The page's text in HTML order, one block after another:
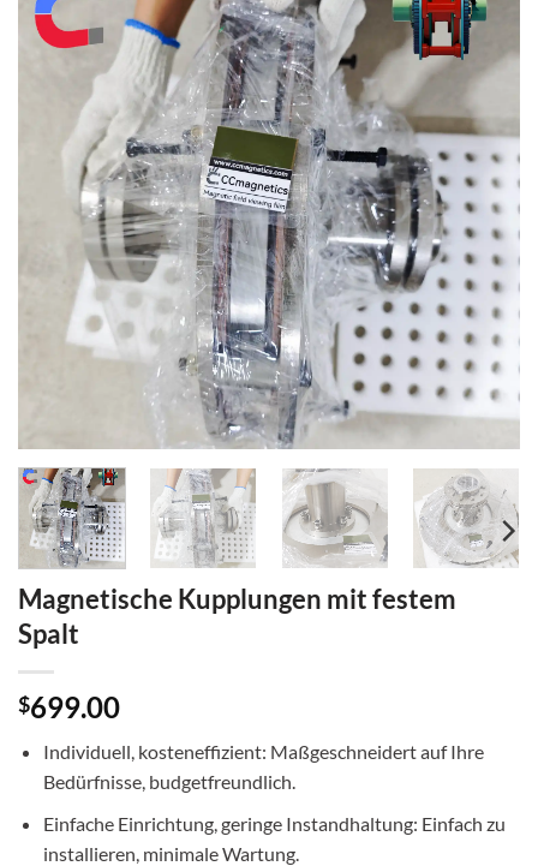
Magnetische Kupplungen mit festem
Spalt
$699.00
Individuell, kosteneffizient: Maßgeschneidert auf Ihre
Bedürfnisse, budgetfreundlich.
Einfache Einrichtung, geringe Instandhaltung: Einfach zu
installieren, minimale Wartung.